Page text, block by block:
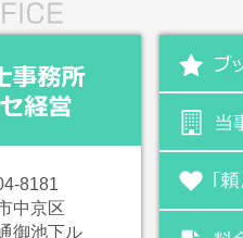
8181
中京区
御池下ル